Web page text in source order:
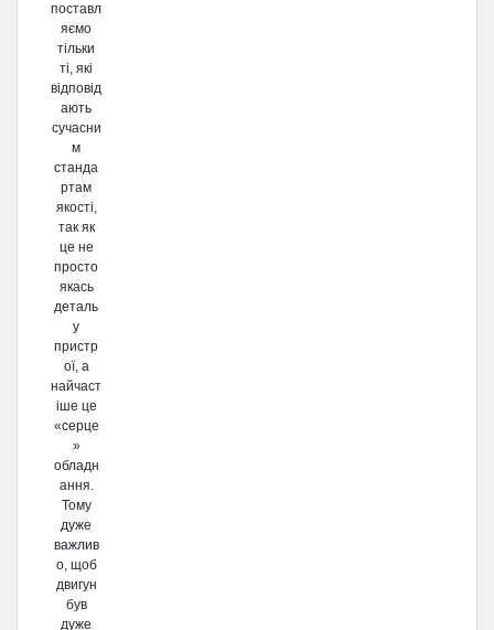
поставл
яємо
тільки
ті, які
відповід
ають
сучасни
м
станда
ртам
якості,
так як
це не
просто
якась
деталь
у
пристр
ої, а
найчаст
іше це
«серце
»
обладн
ання.
Тому
дуже
важлив
о, щоб
двигун
був
дуже